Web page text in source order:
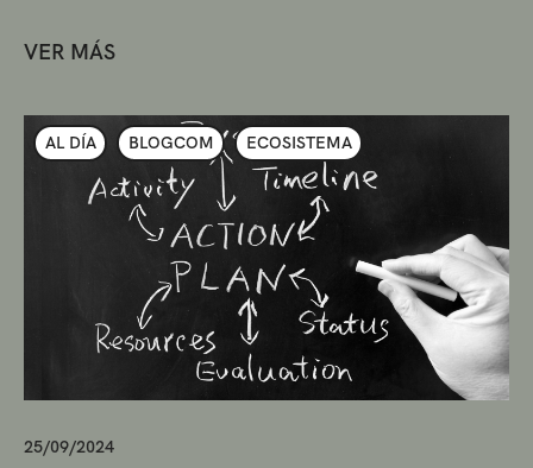
VER MÁS
AL DÍA BLOGCOM ECOSISTEMA
25/09/2024